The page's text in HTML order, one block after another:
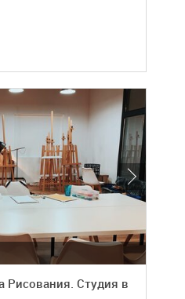
Рисования. Студия в